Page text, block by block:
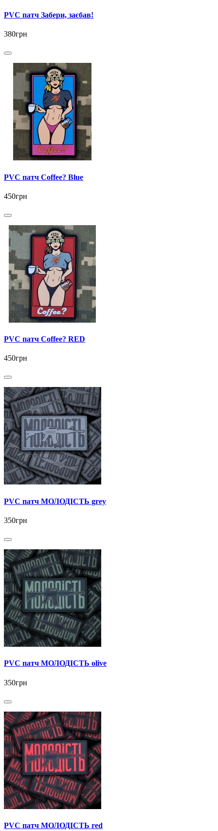
PVC патч Забери, заєбав!
380грн
PVC патч Coffee? Blue
450грн
PVC патч Coffee? RED
450грн
PVC патч МОЛОДІСТЬ grey
350грн
PVC патч МОЛОДІСТЬ olive
350грн
PVC патч МОЛОДІСТЬ red